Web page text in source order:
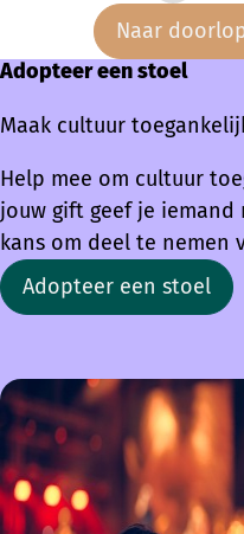
Naar
Adopteer een stoel
Maak cultuur
Help mee om cultuur
jouw gift geef je
kans om deel te nemen
Adopteer een stoel